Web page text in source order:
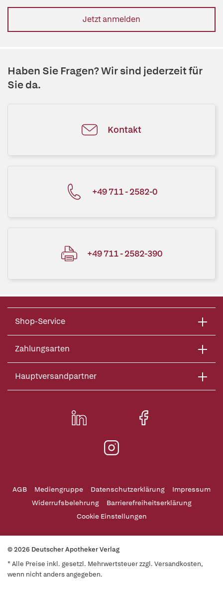
Jetzt anmelden
Haben Sie Fragen? Wir sind jederzeit für
Sie da.
Kontakt
+49 711 - 2582-0
+49 711 - 2582-390
Shop-Service
Zahlungsarten
Hauptversandpartner
AGB Mediengruppe Datenschutzerklärung
Impressum
Widerrufsbelehrung
Barrierefreiheitserklärung
Cookie Einstellungen
© 2026 Deutscher Apotheker Verlag
* Alle Preise inkl. gesetzl. Mehrwertsteuer zzgl. Versandkosten,
wenn nicht anders angegeben.